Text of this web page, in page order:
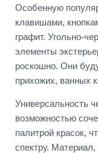
Особенную
клавишами,
графит. Угольно-
элементы
роскошно. Они
прихожих, ванных
Универсальность
возможностью
палитрой красок,
спектру.